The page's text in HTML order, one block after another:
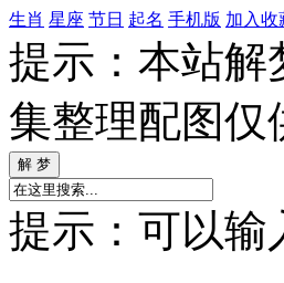
生肖 星座 节日 起名 手机版 加入收
提示：本站解
集整理配图仅
提示：可以输